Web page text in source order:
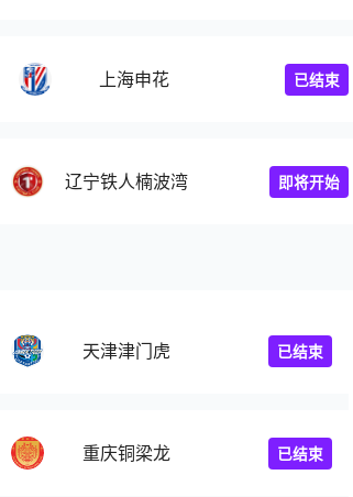
上海申花 已结束
辽宁铁人楠波湾 即将开始
天津津门虎 已结束
重庆铜梁龙 已结束